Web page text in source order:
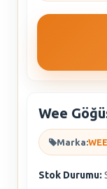
Wee
Marka:WEE
Stok Durumu: